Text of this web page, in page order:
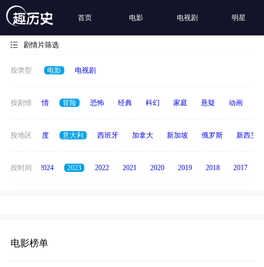
首页 电影 电视剧 明星
剧情片筛选
按类型 电影 电视剧
按剧情
喜剧 爱情 冒险 恐怖 经典 科幻 家庭 悬疑 动画
按地区
泰国 印度 意大利 西班牙 加拿大 新加坡 俄罗斯 新西兰
按时间
2025 2024 2023 2022 2021 2020 2019 2018 2017
电影榜单